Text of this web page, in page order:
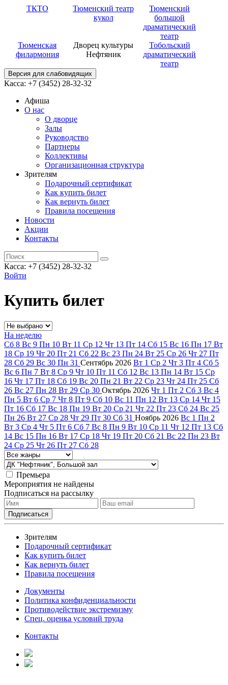
ТКТО
Тюменский театр
кукол
Тюменский
большой
драматический
театр
Тюменская
филармония
Дворец культуры
Нефтяник
Тобольский
драматический
театр
Версия для слабовидящих
Касса: +7 (3452) 28-32-32
Афиша
О нас
О дворце
Залы
Руководство
Партнеры
Коллективы
Организационная структура
Зрителям
Подарочный сертификат
Как купить билет
Как вернуть билет
Правила посещения
Новости
Акции
Контакты
Касса: +7 (3452) 28-32-32
Войти
Купить билет
На неделю
Сб 8 Вс 9 Пн 10 Вт 11 Ср 12 Чт 13 Пт 14 Сб 15 Вс 16 Пн 17 Вт
18 Ср 19 Чт 20 Пт 21 Сб 22 Вс 23 Пн 24 Вт 25 Ср 26 Чт 27 Пт
28 Сб 29 Вс 30 Пн 31 Сентябрь 2026 Вт 1 Ср 2 Чт 3 Пт 4 Сб 5
Вс 6 Пн 7 Вт 8 Ср 9 Чт 10 Пт 11 Сб 12 Вс 13 Пн 14 Вт 15 Ср
16 Чт 17 Пт 18 Сб 19 Вс 20 Пн 21 Вт 22 Ср 23 Чт 24 Пт 25 Сб
26 Вс 27 Пн 28 Вт 29 Ср 30 Октябрь 2026 Чт 1 Пт 2 Сб 3 Вс 4
Пн 5 Вт 6 Ср 7 Чт 8 Пт 9 Сб 10 Вс 11 Пн 12 Вт 13 Ср 14 Чт 15
Пт 16 Сб 17 Вс 18 Пн 19 Вт 20 Ср 21 Чт 22 Пт 23 Сб 24 Вс 25
Пн 26 Вт 27 Ср 28 Чт 29 Пт 30 Сб 31 Ноябрь 2026 Вс 1 Пн 2
Вт 3 Ср 4 Чт 5 Пт 6 Сб 7 Вс 8 Пн 9 Вт 10 Ср 11 Чт 12 Пт 13 Сб
14 Вс 15 Пн 16 Вт 17 Ср 18 Чт 19 Пт 20 Сб 21 Вс 22 Пн 23 Вт
24 Ср 25 Чт 26 Пт 27 Сб 28
Премьера
Мероприятия не найдены
Подписаться на рассылку
Зрителям
Подарочный сертификат
Как купить билет
Как вернуть билет
Правила посещения
Документы
Политика конфиденциальности
Противодействие экстремизму
Спец. оценка условий труда
Контакты